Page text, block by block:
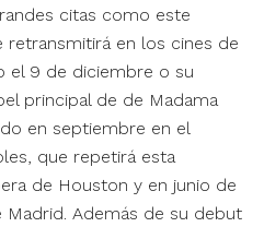
citas como este
en los cines de
el 9 de diciembre o su
principal de de Madama
en septiembre en el
que repetirá esta
de Houston y en junio de
Madrid. Además de su debut